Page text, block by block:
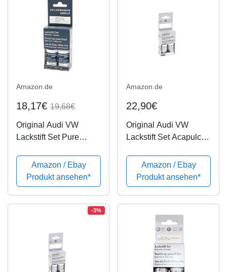
Amazon.de
18,17€ 19,68€
Original Audi VW
Lackstift Set Pure
Amazon / Ebay
Produkt ansehen*
Amazon.de
22,90€
Original Audi VW
Lackstift Set Acapulco
Amazon / Ebay
Produkt ansehen*
-3%